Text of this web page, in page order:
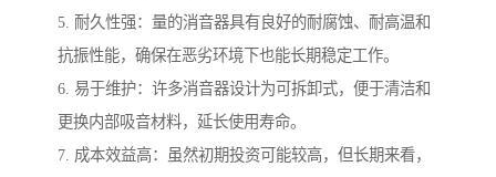
5. 耐久性强：量的消音器具有良好的耐腐蚀、耐高温和
抗振性能，确保在恶劣环境下也能长期稳定工作。
6. 易于维护：许多消音器设计为可拆卸式，便于清洁和
更换内部吸音材料，延长使用寿命。
7. 成本效益高：虽然初期投资可能较高，但长期来看，